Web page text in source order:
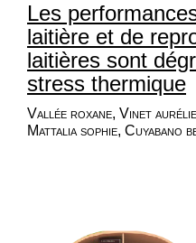
Les
laitière et de
laitières sont
stress thermique
Vallée roxane, Vinet
Mattalia sophie, Cuyabano